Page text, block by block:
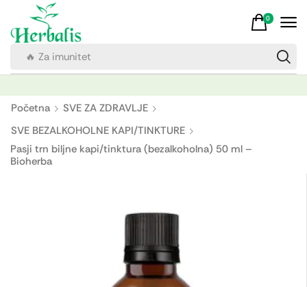
🔥 Za imunitet
0
Početna
SVE ZA ZDRAVLJE
SVE BEZALKOHOLNE KAPI/TINKTURE
Pasji trn biljne kapi/tinktura (bezalkoholna) 50 ml –
Bioherba